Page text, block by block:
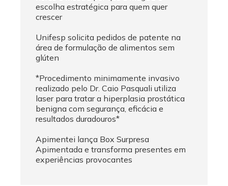
escolha estratégica para quem quer
crescer
Unifesp solicita pedidos de patente na
área de formulação de alimentos sem
glúten
*Procedimento minimamente invasivo
realizado pelo Dr. Caio Pasquali utiliza
laser para tratar a hiperplasia prostática
benigna com segurança, eficácia e
resultados duradouros*
Apimentei lança Box Surpresa
Apimentada e transforma presentes em
experiências provocantes